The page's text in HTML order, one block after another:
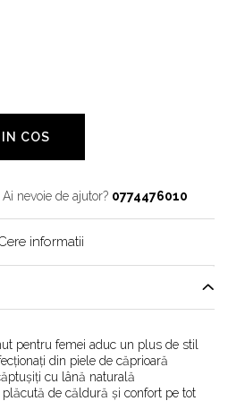
COS
Ai nevoie de ajutor? 0774476010
informatii
pentru femei aduc un plus de stil
din piele de căprioară
cu lână naturală
de căldură și confort pe tot